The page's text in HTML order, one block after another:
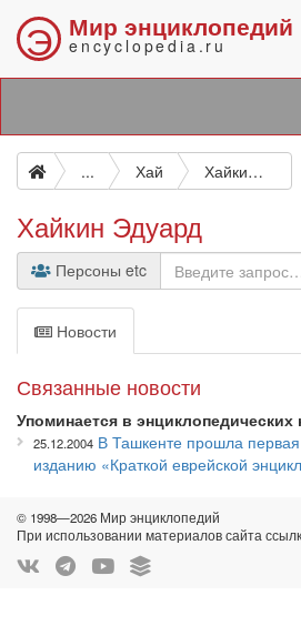
Э Мир энциклопедий
encyclopedia.ru
... Хай Хайкин Эдуард
Хайкин Эдуард
Персоны etc
Новости
Связанные новости
Упоминается в энциклопедических
25.12.2004 В Ташкенте прошла
изданию «Краткой еврейской
© 1998—2026 Мир энциклопедий
При использовании материалов сайта